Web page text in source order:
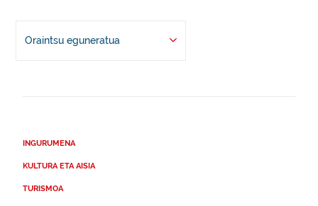
Oraintsu eguneratua
INGURUMENA
KULTURA ETA AISIA
TURISMOA